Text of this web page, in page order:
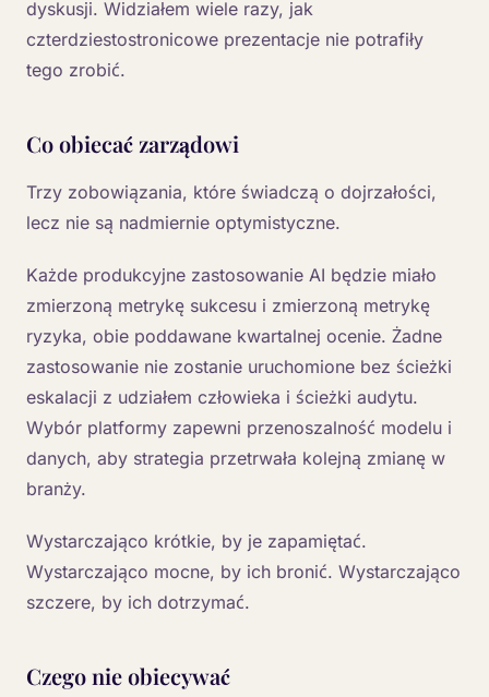
dyskusji. Widziałem wiele razy, jak
czterdziestostronicowe prezentacje nie potrafiły
tego zrobić.
Co obiecać zarządowi
Trzy zobowiązania, które świadczą o dojrzałości,
lecz nie są nadmiernie optymistyczne.
Każde produkcyjne zastosowanie AI będzie miało
zmierzoną metrykę sukcesu i zmierzoną metrykę
ryzyka, obie poddawane kwartalnej ocenie. Żadne
zastosowanie nie zostanie uruchomione bez ścieżki
eskalacji z udziałem człowieka i ścieżki audytu.
Wybór platformy zapewni przenoszalność modelu i
danych, aby strategia przetrwała kolejną zmianę w
branży.
Wystarczająco krótkie, by je zapamiętać.
Wystarczająco mocne, by ich bronić. Wystarczająco
szczere, by ich dotrzymać.
Czego nie obiecywać